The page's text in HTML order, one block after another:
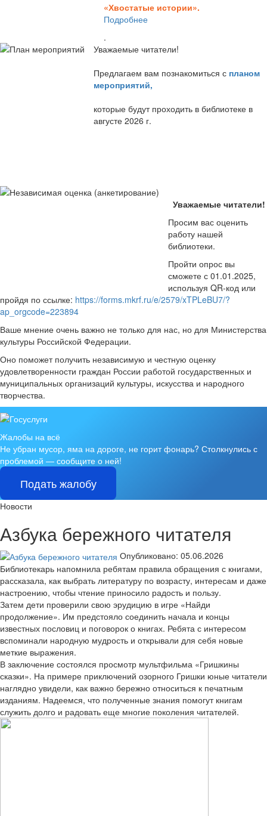
«Хвостатые истории».
Подробнее
.
Уважаемые читатели!
Предлагаем вам познакомиться с планом
мероприятий,
которые будут проходить в библиотеке в
августе 2026 г.
Уважаемые читатели!
Просим вас оценить
работу нашей
библиотеки.
Пройти опрос вы
сможете с 01.01.2025,
используя QR-код или
пройдя по ссылке: https://forms.mkrf.ru/e/2579/xTPLeBU7/?
ap_orgcode=223894
Ваше мнение очень важно не только для нас, но для Министерства
культуры Российской Федерации.
Оно поможет получить независимую и честную оценку
удовлетворенности граждан России работой государственных и
муниципальных организаций культуры, искусства и народного
творчества.
Жалобы на всё
Не убран мусор, яма на дороге, не горит фонарь? Столкнулись с
проблемой — сообщите о ней!
Подать жалобу
Новости
Азбука бережного читателя
Опубликовано: 05.06.2026
Библиотекарь напомнила ребятам правила обращения с книгами,
рассказала, как выбрать литературу по возрасту, интересам и даже
настроению, чтобы чтение приносило радость и пользу.
Затем дети проверили свою эрудицию в игре «Найди
продолжение». Им предстояло соединить начала и концы
известных пословиц и поговорок о книгах. Ребята с интересом
вспоминали народную мудрость и открывали для себя новые
меткие выражения.
В заключение состоялся просмотр мультфильма «Гришкины
сказки». На примере приключений озорного Гришки юные читатели
наглядно увидели, как важно бережно относиться к печатным
изданиям. Надеемся, что полученные знания помогут книгам
служить долго и радовать еще многие поколения читателей.